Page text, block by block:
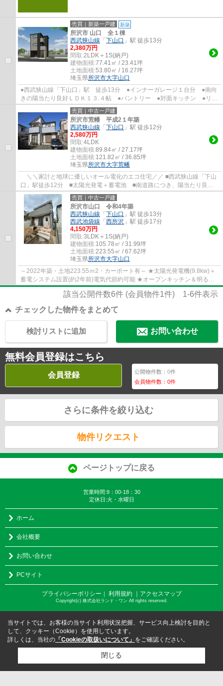
売買｜新築一戸建 新築
所沢市 山口 全１棟
西武狭山線 「 下山口 」駅 徒歩13分
2,380万円
間取:2LDK＋1S(納戸)
建物面積:77.41㎡ / 23.41坪
土地面積:53.80㎡ / 16.27坪
埼玉県所沢市大字山口
●西武狭山線「下山口」駅 徒歩13分 ●インナーガレージ１台分 ●南向
きの陽当たり良好ＬＤＫ１３.４帖 ●パントリー ●対面キッチン ●リビ
ング階段なので、行ってらっしゃい や ただ...
売買｜中古一戸建
所沢市荒幡 平成2１年築
西武狭山線 「 下山口 」駅 徒歩12分
2,580万円
間取:4LDK
建物面積:89.84㎡ / 27.17坪
土地面積:121.82㎡ / 36.85坪
埼玉県所沢市大字荒幡
＼＼家計と地球に優しいオール電化のエコ住宅／／ ■西武狭山線「下山
口」駅徒歩12分 ■太陽光発電＋蓄電池 ■南道路につき、陽当たり良
好 ■カースペース2台可（車種による）■LDK床...
売買｜中古一戸建
所沢市山口 令和4年築
西武狭山線 「 下山口 」駅 徒歩13分
西武池袋線 「 西所沢 」駅 徒歩17分
4,150万円
間取:3LDK＋1S(納戸)
建物面積:105.78㎡ / 31.99坪
土地面積:223.55㎡ / 67.62坪
埼玉県所沢市大字山口
～2022年築・土地223.55ｍ2・カーポート有～ ★太陽光発電機(9.8kw)＋
蓄電システム設置(約2年前)電気代節約可能 ★オープンキッチン＆明るい
リビング約17帖 カースペース3台可（カーポ...
該当公開件数6件 (会員物件1件) 1-6件表示
チェックした物件をまとめて
お問い合わせ
検討リストに追加
無料会員登録はこちら
会員登録 公開物件数：0件
会員物件数：0件
さらに条件を絞り込む
物件リクエスト
ページトップに戻る
営業時間:9：00-18：30
定休日:火・水曜日
ホーム
会社概要
お問い合わせ
PCサイト
プライバシーポリシー 利用規約 ｜アクセスマップ
Copyright(c) 株式会社ランド・ワン All rights reserved.
当サイトでは、お客様の当サイト利用状況把握、サービス向上検討を目的と
して、クッキー（Cookie）を使用しています。
詳しくは、当社の 「Cookieの取扱いについて」 をご確認ください。
閉じる